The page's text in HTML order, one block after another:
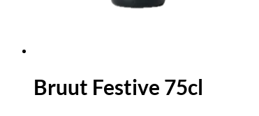
Bruut Festive 75cl